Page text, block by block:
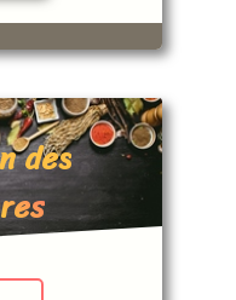
des